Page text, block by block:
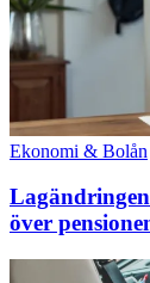
Ekonomi & Bolån
över